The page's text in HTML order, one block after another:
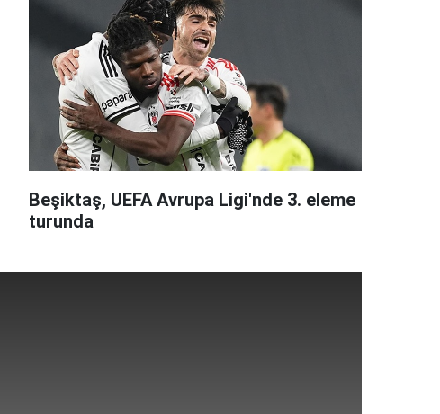
Beşiktaş, UEFA Avrupa Ligi'nde 3. eleme
turunda